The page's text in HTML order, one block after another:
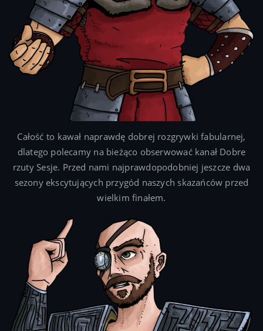
Całość to kawał naprawdę dobrej rozgrywki fabularnej,
dlatego polecamy na bieżąco obserwować kanał Dobre
rzuty Sesje. Przed nami najprawdopodobniej jeszcze dwa
sezony ekscytujących przygód naszych skazańców przed
wielkim finałem.